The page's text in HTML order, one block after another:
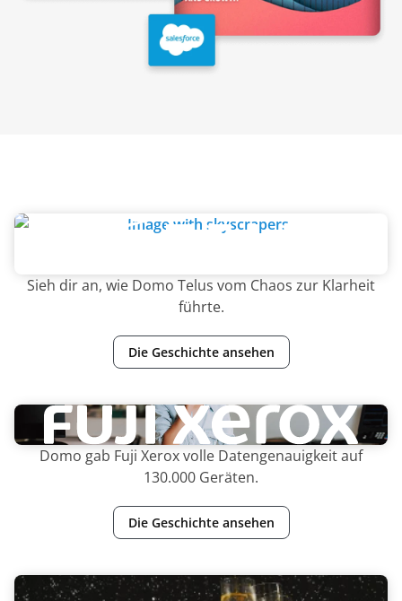
Sieh dir an, wie Domo Telus vom Chaos zur Klarheit
führte.
Die Geschichte ansehen
Domo gab Fuji Xerox volle Datengenauigkeit auf
130.000 Geräten.
Die Geschichte ansehen